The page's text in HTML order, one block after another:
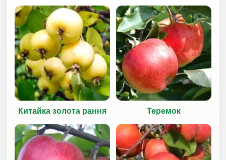
Китайка золота рання Теремок